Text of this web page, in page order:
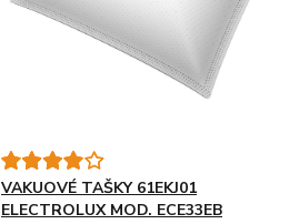
VAKUOVÉ TAŠKY 61EKJ01
ELECTROLUX MOD. ECE33EB